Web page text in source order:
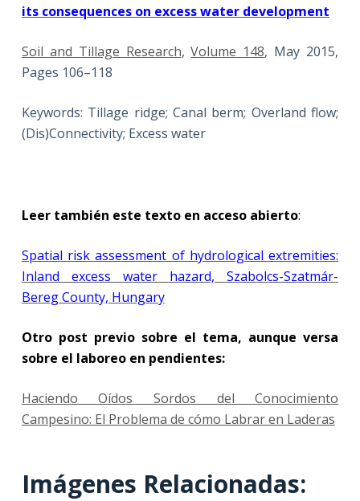
its consequences on excess water development
Soil and Tillage Research,Volume 148, May 2015,
Pages 106–118
Keywords: Tillage ridge; Canal berm; Overland flow;
(Dis)Connectivity; Excess water
Leer también este texto en acceso abierto:
Spatial risk assessment of hydrological extremities:
Inland excess water hazard, Szabolcs-Szatmár-
Bereg County, Hungary
Otro post previo sobre el tema, aunque versa
sobre el laboreo en pendientes:
Haciendo Oídos Sordos del Conocimiento
Campesino: El Problema de cómo Labrar en Laderas
Imágenes Relacionadas: